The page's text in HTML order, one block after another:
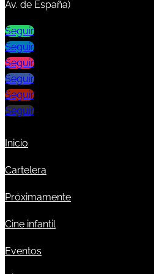
Av. de España)
Seguir
Seguir
Seguir
Seguir
Seguir
Seguir
Inicio
Cartelera
Próximamente
Cine infantil
Eventos